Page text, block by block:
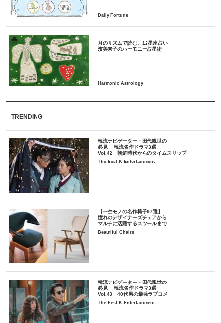
月のリズムで読む、12星座占い
TRENDING
韓流ナビゲーター・田代親世の
必見！ 韓流名作ドラマ3選
Vol.42 朝鮮時代からのタイムスリップ
The Best K-Entertainment
【一生モノの名作椅子97選】
憧れのデザイナーズチェアから
マルチに活躍するスツールまで
Beautiful Chairs
韓流ナビゲーター・田代親世の
必見！ 韓流名作ドラマ3選
Vol.43 40代男の最強ラブコメ
The Best K-Entertainment